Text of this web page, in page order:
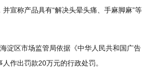
并宣称产品具有“解决头晕头痛、手麻脚麻”等
区市场监管局依据《中华人民共和国广告
作出罚款20万元的行政处罚。